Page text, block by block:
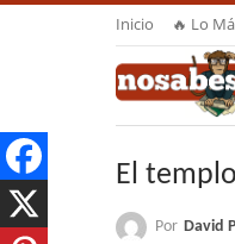
Inicio 🔥 Lo
El
Por David